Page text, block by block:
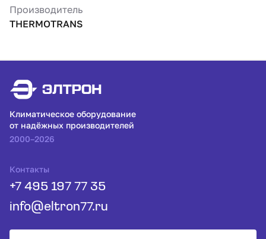
Производитель
THERMOTRANS
Климатическое оборудование
от надёжных производителей
2000–2026
Контакты
+7 495 197 77 35
info@eltron77.ru